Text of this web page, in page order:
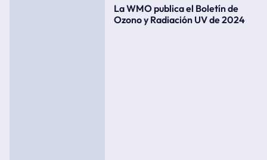
La WMO publica el Boletín de
Ozono y Radiación UV de 2024